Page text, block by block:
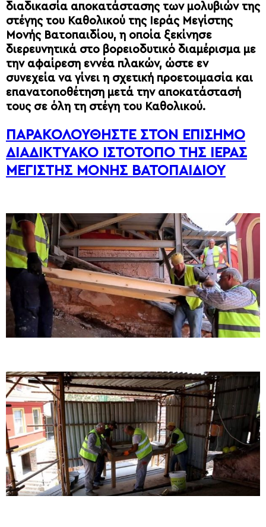
διαδικασία αποκατάστασης των μολυβιών της
στέγης του Καθολικού της Ιεράς Μεγίστης
Μονής Βατοπαιδίου, η οποία ξεκίνησε
διερευνητικά στο βορειοδυτικό διαμέρισμα με
την αφαίρεση εννέα πλακών, ώστε εν
συνεχεία να γίνει η σχετική προετοιμασία και
επανατοποθέτηση μετά την αποκατάστασή
τους σε όλη τη στέγη του Καθολικού.
ΠΑΡΑΚΟΛΟΥΘΗΣΤΕ ΣΤΟΝ ΕΠΙΣΗΜΟ
ΔΙΑΔΙΚΤΥΑΚΟ ΙΣΤΟΤΟΠΟ ΤΗΣ ΙΕΡΑΣ
ΜΕΓΙΣΤΗΣ ΜΟΝΗΣ ΒΑΤΟΠΑΙΔΙΟΥ